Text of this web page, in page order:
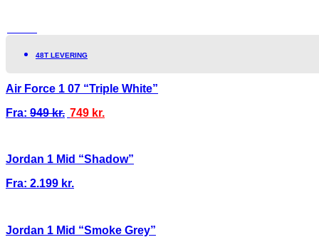
48T LEVERING
Air Force 1 07 “Triple White”
Fra: 949kr. 749 kr.
Jordan 1 Mid “Shadow”
Fra: 2.199 kr.
Jordan 1 Mid “Smoke Grey”